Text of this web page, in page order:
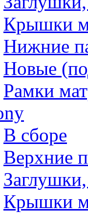
Крышки
Нижние
Новые
Рамки
В сборе
Верхние
Крышки